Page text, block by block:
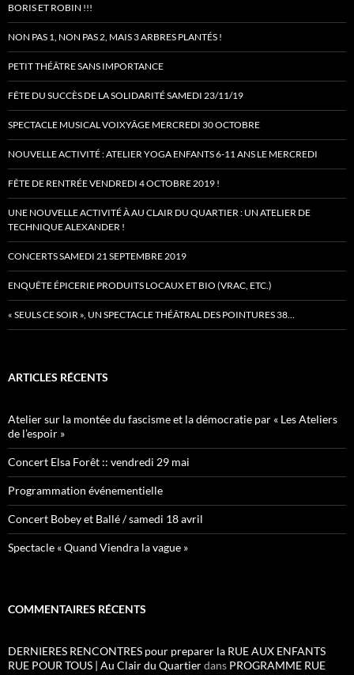
BORIS ET ROBIN !!!
NON PAS 1, NON PAS 2, MAIS 3 ARBRES PLANTÉS !
PETIT THÉÂTRE SANS IMPORTANCE
FÊTE DU SUCCÈS DE LA SOLIDARITÉ SAMEDI 23/11/19
SPECTACLE MUSICAL VOIXYÂGE MERCREDI 30 OCTOBRE
NOUVELLE ACTIVITÉ : ATELIER YOGA ENFANTS 6-11 ANS LE MERCREDI
FÊTE DE RENTRÉE VENDREDI 4 OCTOBRE 2019 !
UNE NOUVELLE ACTIVITÉ À AU CLAIR DU QUARTIER : UN ATELIER DE
TECHNIQUE ALEXANDER !
CONCERTS SAMEDI 21 SEPTEMBRE 2019
ENQUÊTE ÉPICERIE PRODUITS LOCAUX ET BIO (VRAC, ETC.)
« SEULS CE SOIR », UN SPECTACLE THÉÂTRAL DES POINTURES 38…
ARTICLES RÉCENTS
Atelier sur la montée du fascisme et la démocratie par « Les Ateliers
de l’espoir »
Concert Elsa Forêt :: vendredi 29 mai
Programmation événementielle
Concert Bobey et Ballé / samedi 18 avril
Spectacle « Quand Viendra la vague »
COMMENTAIRES RÉCENTS
DERNIERES RENCONTRES pour preparer la RUE AUX ENFANTS
RUE POUR TOUS | Au Clair du Quartierdans PROGRAMME RUE